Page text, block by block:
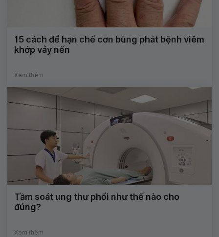
15 cách để hạn chế cơn bùng phát bệnh viêm
khớp vảy nến
Xem thêm
Tầm soát ung thư phổi như thế nào cho
đúng?
Xem thêm